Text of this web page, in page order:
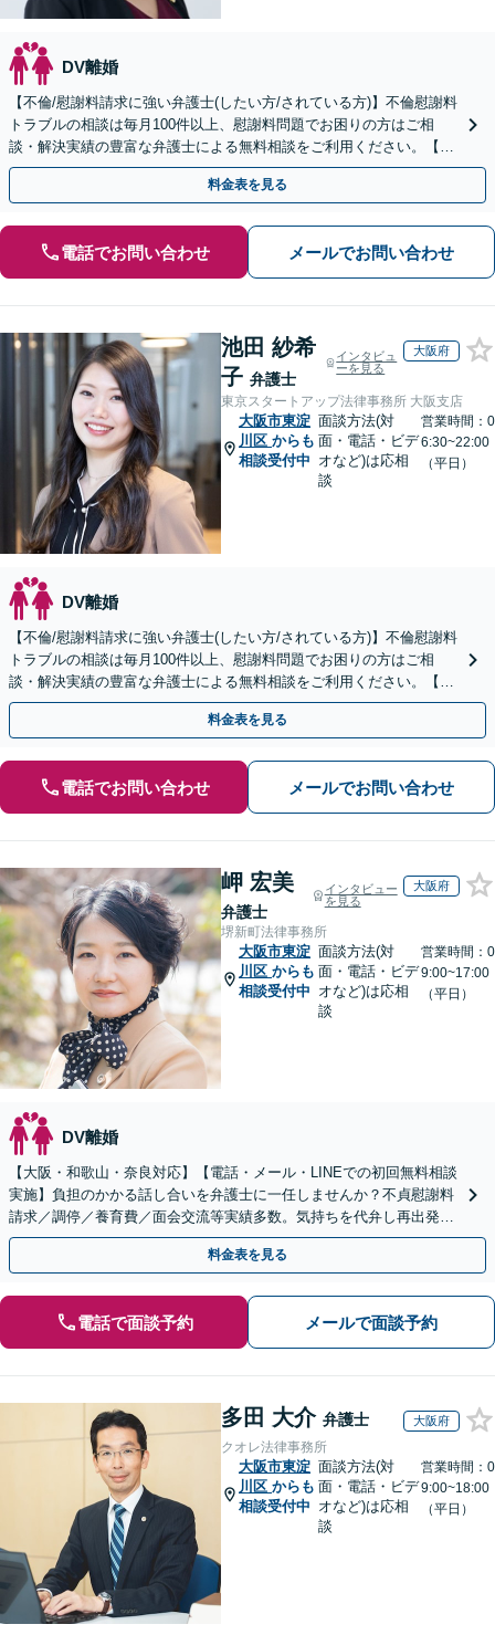
DV離婚
【不倫/慰謝料請求に強い弁護士(したい方/されている方)】不倫慰謝料
トラブルの相談は毎月100件以上、慰謝料問題でお困りの方はご相
談・解決実績の豊富な弁護士による無料相談をご利用ください。【不
倫相談は初回0円】【全国対応】
料金表を見る
電話でお問い合わせ メールでお問い合わせ
池田 紗希
子 弁護士
インタビュ
ーを見る
大阪府
東京スタートアップ法律事務所 大阪支店
大阪市東淀
川区 からも
相談受付中
面談方法(対
面・電話・ビデ
オなど)は応相
談
営業時間：0
6:30~22:00
（平日）
DV離婚
【不倫/慰謝料請求に強い弁護士(したい方/されている方)】不倫慰謝料
トラブルの相談は毎月100件以上、慰謝料問題でお困りの方はご相
談・解決実績の豊富な弁護士による無料相談をご利用ください。【不
倫相談は初回0円】【全国対応】
料金表を見る
電話でお問い合わせ メールでお問い合わせ
岬 宏美
弁護士
インタビュー
を見る
大阪府
堺新町法律事務所
大阪市東淀
川区 からも
相談受付中
面談方法(対
面・電話・ビデ
オなど)は応相
談
営業時間：0
9:00~17:00
（平日）
DV離婚
【大阪・和歌山・奈良対応】【電話・メール・LINEでの初回無料相談
実施】負担のかかる話し合いを弁護士に一任しませんか？不貞慰謝料
請求／調停／養育費／面会交流等実績多数。気持ちを代弁し再出発を
サポート【完全個室】
料金表を見る
電話で面談予約 メールで面談予約
多田 大介 弁護士 大阪府
クオレ法律事務所
大阪市東淀
川区 からも
相談受付中
面談方法(対
面・電話・ビデ
オなど)は応相
談
営業時間：0
9:00~18:00
（平日）